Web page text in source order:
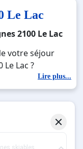
Le Lac
2100 Le Lac
votre séjour
Le Lac ?
Ski Tignes 2100
jour de l'an,
Profitez de
mêler les
Lire plus...
skiables